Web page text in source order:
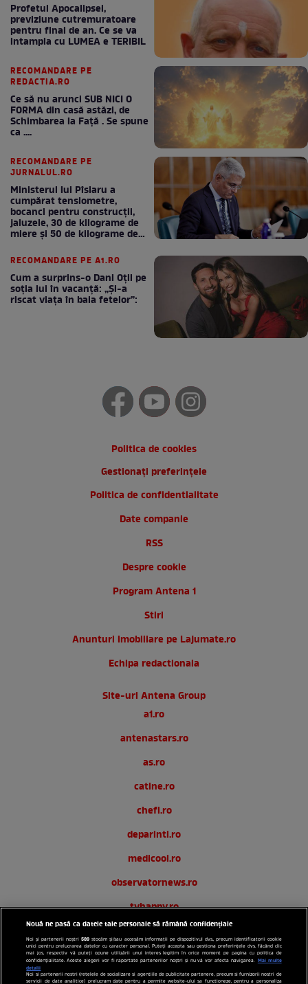
Profetul Apocalipsei,
previziune cutremuratoare
pentru final de an. Ce se va
intampla cu LUMEA e TERIBIL
RECOMANDARE PE
REDACTIA.RO
Ce să nu arunci SUB NICI O
FORMA din casă astăzi, de
Schimbarea la Față . Se spune
ca ....
RECOMANDARE PE
JURNALUL.RO
Ministerul lui Pîslaru a
cumpărat tensiometre,
bocanci pentru construcții,
jaluzele, 30 de kilograme de
miere și 50 de kilograme de
RECOMANDARE PE A1.RO
Cum a surprins-o Dani Oțil pe
soția lui în vacanță: „Și-a
riscat viața în baia fetelor”:
Politica de cookies
Gestionați preferințele
Politica de confidentialitate
Date companie
RSS
Despre cookie
Program Antena 1
Stiri
Anunturi imobiliare pe Lajumate.ro
Echipa redactionala
Site-uri Antena Group
a1.ro
antenastars.ro
as.ro
catine.ro
chefi.ro
deparinti.ro
medicool.ro
observatornews.ro
tvhappy.ro
useit.ro
zutv.ro
Trends AntenaPLAY
Nouă ne pasă ca datele tale personale să rămână confidențiale
Noi și partenerii noștri589 stocăm și/sau accesăm informații pe dispozitivul dvs., precum identificatorii cookie
unici pentru prelucrarea datelor cu caracter personal. Puteți accepta sau gestiona preferințele dvs. făcând clic
mai jos, respectiv vă puteți opune utilizării unui interes legitim în orice moment pe pagina cu politica de
confidențialitate. Aceste alegeri vor fi raportate partenerilor noștri și nu vă vor afecta navigarea. Mai multe
detalii
Noi si partenerii nostri (retelele de socializare si agentiile de publicitate partenere, precum si furnizorii nostri de
servicii de date analitice) prelucram date pentru a permite website-ului sa functioneze, pentru a personaliza